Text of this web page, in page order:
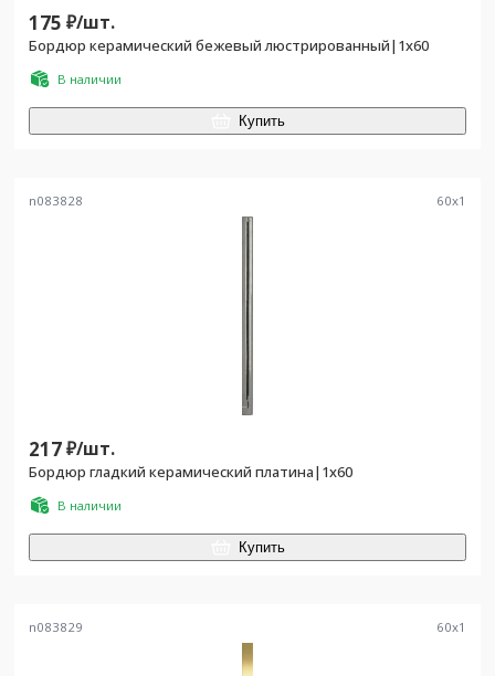
175 ₽/шт.
Бордюр керамический бежевый люстрированный|1х60
В наличии
Купить
n083828 60x1
217₽/шт.
Бордюр гладкий керамический платина|1х60
В наличии
Купить
n083829 60x1